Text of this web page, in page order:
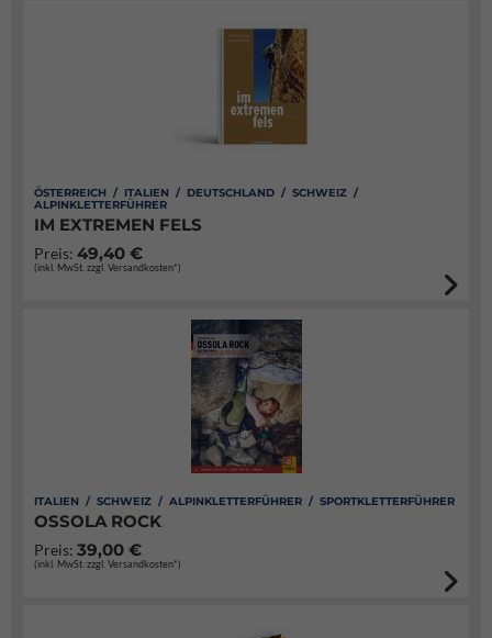
ÖSTERREICH / ITALIEN / DEUTSCHLAND / SCHWEIZ /
ALPINKLETTERFÜHRER
IM EXTREMEN FELS
Preis: 49,40 €
(inkl. MwSt. zzgl. Versandkosten*)
ITALIEN / SCHWEIZ / ALPINKLETTERFÜHRER / SPORTKLETTERFÜHRER
OSSOLA ROCK
Preis: 39,00 €
(inkl. MwSt. zzgl. Versandkosten*)